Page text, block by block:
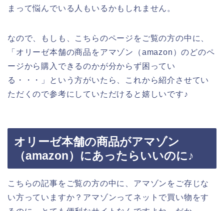
まって悩んでいる人もいるかもしれません。
なので、もしも、こちらのページをご覧の方の中に、
「オリーゼ本舗の商品をアマゾン（amazon）のどのペ
ージから購入できるのかが分からず困ってい
る・・・」という方がいたら、これから紹介させてい
ただくので参考にしていただけると嬉しいです♪
オリーゼ本舗の商品がアマゾン
（amazon）にあったらいいのに♪
こちらの記事をご覧の方の中に、アマゾンをご存じな
い方っていますか？アマゾンってネットで買い物をす